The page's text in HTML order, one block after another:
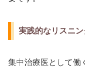
実践的なリスニ
集中治療医として働